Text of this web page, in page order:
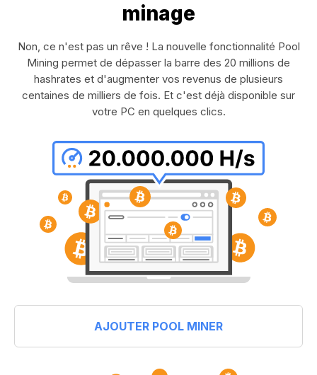
minage
Non, ce n'est pas un rêve ! La nouvelle fonctionnalité Pool
Mining permet de dépasser la barre des 20 millions de
hashrates et d'augmenter vos revenus de plusieurs
centaines de milliers de fois. Et c'est déjà disponible sur
votre PC en quelques clics.
AJOUTER POOL MINER